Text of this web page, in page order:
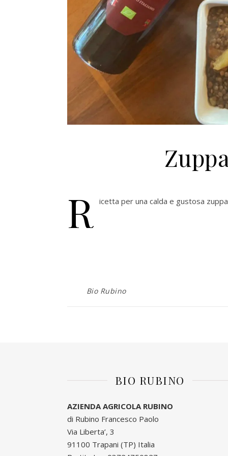
R icetta per una calda e gustosa
Bio Rubino
BIO RUBINO
AZIENDA AGRICOLA RUBINO
di Rubino Francesco Paolo
Via Liberta’, 3
91100 Trapani (TP) Italia